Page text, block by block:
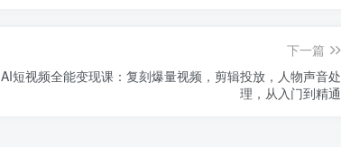
下一篇
AI短视频全能变现课：复刻爆量视频，剪辑投放，人物声音处
理，从入门到精通